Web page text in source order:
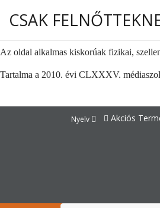
CSAK
Az oldal alkalmas kiskorúak fizikai,
Tartalma a 2010. évi CLXXXV.
Nyelv Akciós